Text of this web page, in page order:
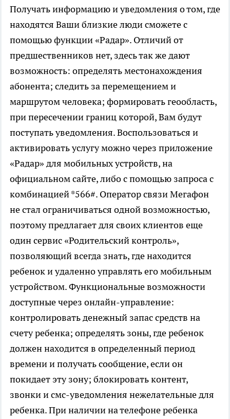
Получать информацию и уведомления о том, где
находятся Ваши близкие люди сможете с
помощью функции «Радар». Отличий от
предшественников нет, здесь так же дают
возможность: определять местонахождения
абонента; следить за перемещением и
маршрутом человека; формировать геообласть,
при пересечении границ которой, Вам будут
поступать уведомления. Воспользоваться и
активировать услугу можно через приложение
«Радар» для мобильных устройств, на
официальном сайте, либо с помощью запроса с
комбинацией *566#. Оператор связи Мегафон
не стал ограничиваться одной возможностью,
поэтому предлагает для своих клиентов еще
один сервис «Родительский контроль»,
позволяющий всегда знать, где находится
ребенок и удаленно управлять его мобильным
устройством. Функциональные возможности
доступные через онлайн-управление:
контролировать денежный запас средств на
счету ребенка; определять зоны, где ребенок
должен находится в определенный период
времени и получать сообщение, если он
покидает эту зону; блокировать контент,
звонки и смс-уведомления нежелательные для
ребенка. При наличии на телефоне ребенка